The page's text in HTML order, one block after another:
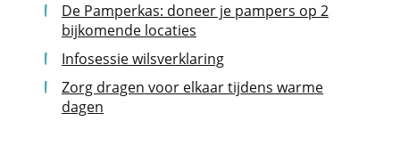
De Pamperkas: doneer je pampers op 2
bijkomende locaties
Infosessie wilsverklaring
Zorg dragen voor elkaar tijdens warme
dagen